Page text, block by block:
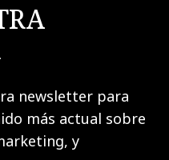
newsletter para
más actual sobre
y